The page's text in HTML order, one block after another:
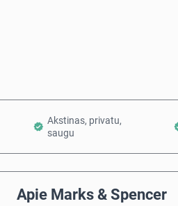
Akstinas, privatu,
saugu
Apie Marks & Spencer